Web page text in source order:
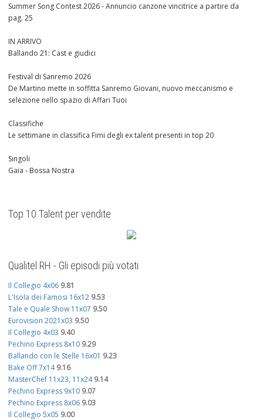
Summer Song Contest 2026 - Annuncio canzone vincitrice a partire da
pag. 25
IN ARRIVO
Ballando 21: Cast e giudici
Festival di Sanremo 2026
De Martino mette in soffitta Sanremo Giovani, nuovo meccanismo e
selezione nello spazio di Affari Tuoi
Classifiche
Le settimane in classifica Fimi degli ex talent presenti in top 20
Singoli
Gaia - Bossa Nostra
Top 10 Talent per vendite
Qualitel RH - Gli episodi più votati
Il Collegio 4x06 9.81
L'Isola dei Famosi 16x12 9.53
Tale e Quale Show 11x07 9.50
Eurovision 2021x03 9.50
Il Collegio 4x03 9.40
Pechino Express 8x10 9.29
Ballando con le Stelle 16x01 9.23
Bake Off 7x14 9.16
MasterChef 11x23, 11x24 9.14
Pechino Express 9x10 9.07
Pechino Express 8x06 9.03
Il Collegio 5x05 9.00